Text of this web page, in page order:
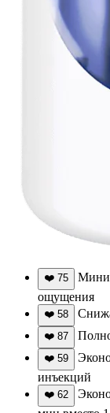
❤️ 75
ощущения
❤️ 58
❤️ 87
❤️ 59
инъекций
❤️ 62